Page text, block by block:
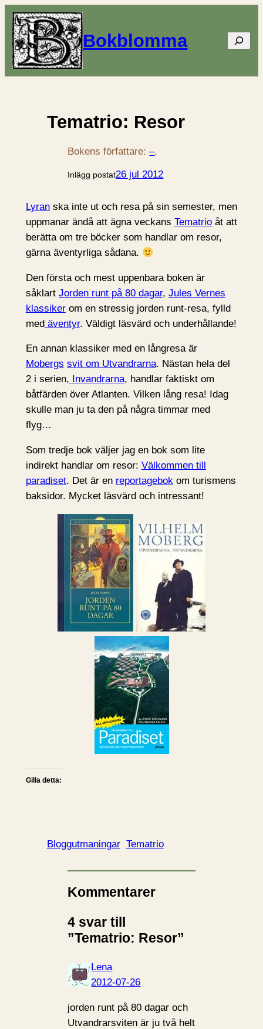
Bokblomma Sök
Tematrio: Resor
Bokens författare:–.
Inlägg postat26 jul 2012
Lyranska inte ut och resa på sin semester, men
uppmanar ändå att ägna veckans Tematrioåt att
berätta om tre böcker som handlar om resor,
gärna äventyrliga sådana.
Den första och mest uppenbara boken är
såklart Jorden runt på 80 dagar, Jules Vernes
klassikerom en stressig jorden runt-resa, fylld
medäventyr. Väldigt läsvärd och underhållande!
En annan klassiker med en långresa är
Mobergs svit om Utvandrarna. Nästan hela del
2 i serien, Invandrarna, handlar faktiskt om
båtfärden över Atlanten. Vilken lång resa! Idag
skulle man ju ta den på några timmar med
flyg…
Som tredje bok väljer jag en bok som lite
indirekt handlar om resor: Välkommen till
paradiset. Det är en reportagebokom turismens
baksidor. Mycket läsvärd och intressant!
Gilla detta:
Bloggutmaningar Tematrio
Kommentarer
4 svar till
”Tematrio: Resor”
Lena
2012-07-26
jorden runt på 80 dagar och
Utvandrarsviten är ju två helt